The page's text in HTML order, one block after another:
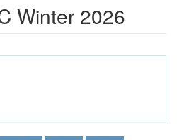
Winter 2026